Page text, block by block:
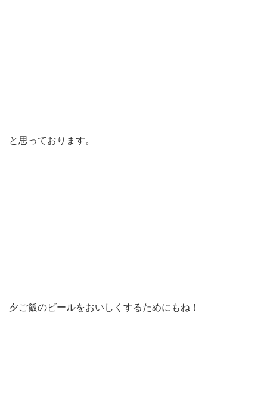
と思っております。
夕ご飯のビールをおいしくするためにもね！